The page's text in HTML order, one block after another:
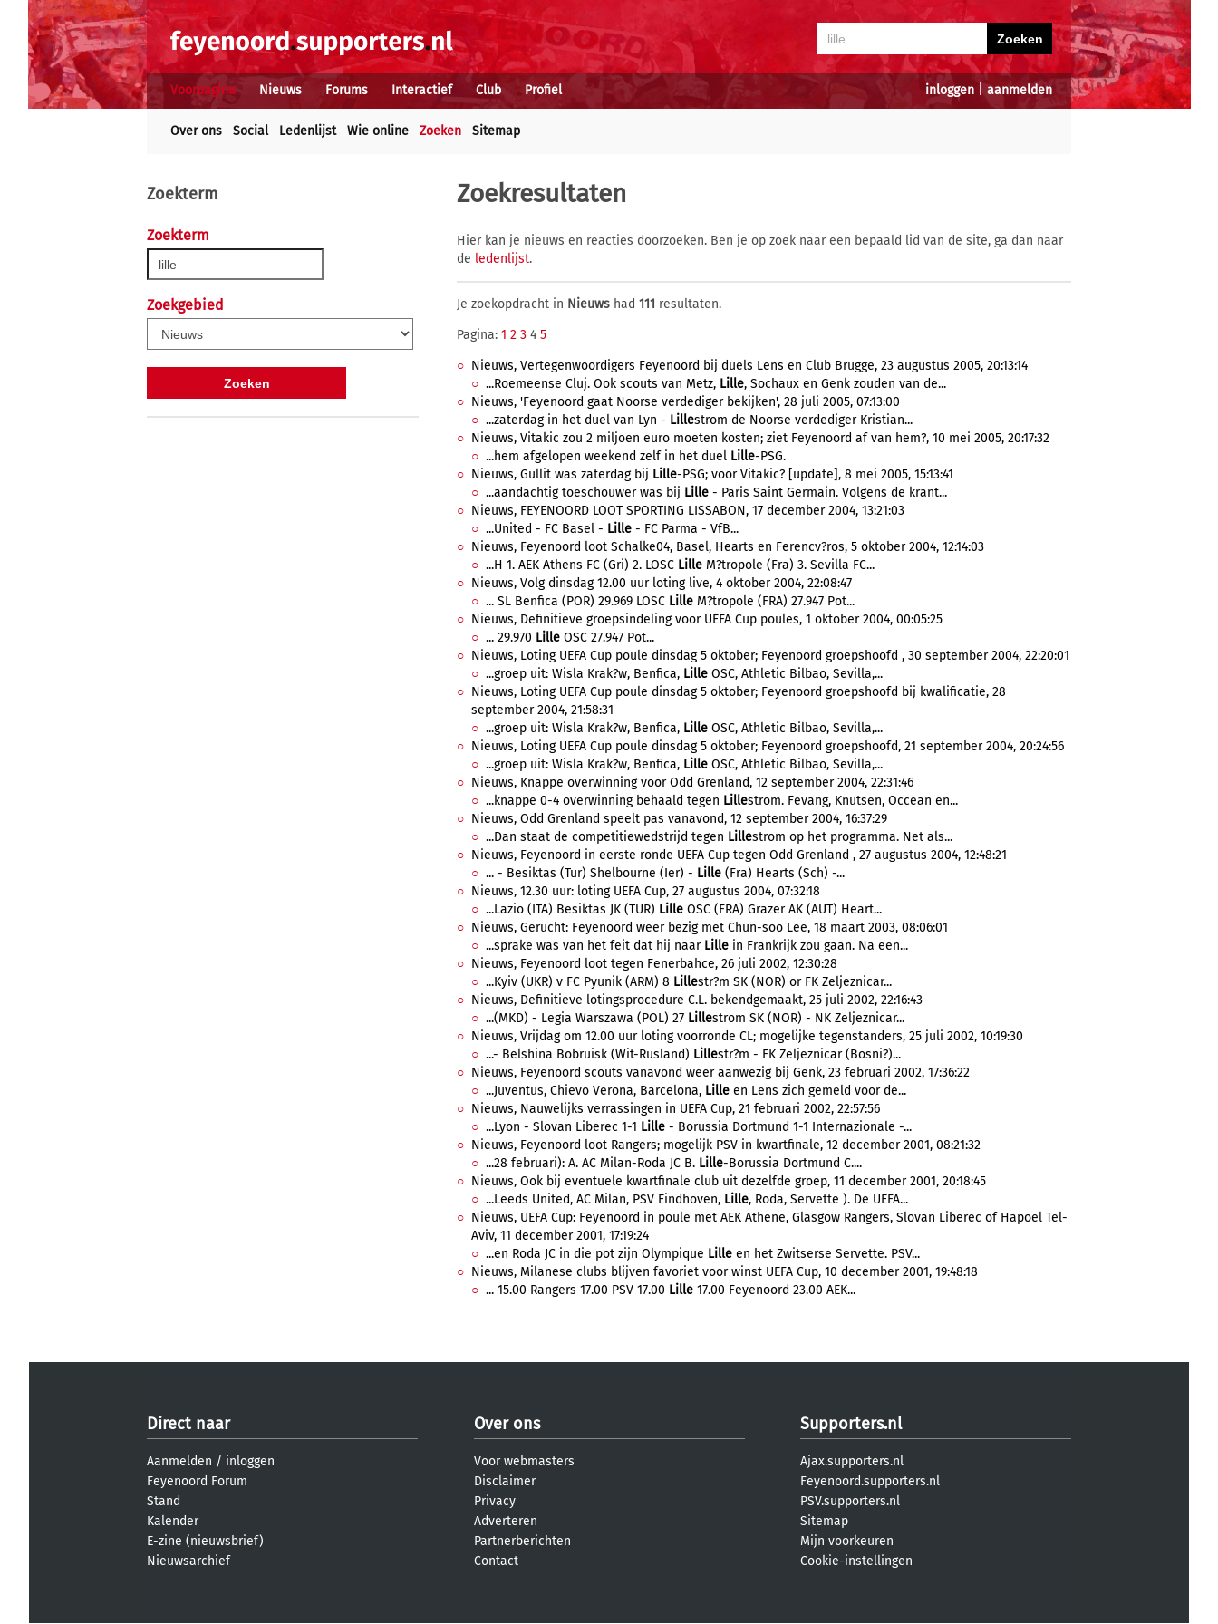
inloggen aanmelden
Voorpagina Nieuws Forums Interactief Club Profiel
Over ons Social Ledenlijst Wie online Zoeken Sitemap
Zoekterm
Zoekterm
Zoekgebied
Zoekresultaten
Hier kan je nieuws en reacties doorzoeken. Ben je op zoek naar een bepaald lid van de site, ga dan naar
de ledenlijst.
Je zoekopdracht in Nieuws had 111 resultaten.
Pagina: 1 2 3 4 5
Nieuws, Vertegenwoordigers Feyenoord bij duels Lens en Club Brugge, 23 augustus 2005, 20:13:14
...Roemeense Cluj. Ook scouts van Metz, Lille, Sochaux en Genk zouden van de...
Nieuws, 'Feyenoord gaat Noorse verdediger bekijken', 28 juli 2005, 07:13:00
...zaterdag in het duel van Lyn - Lillestrom de Noorse verdediger Kristian...
Nieuws, Vitakic zou 2 miljoen euro moeten kosten; ziet Feyenoord af van hem?, 10 mei 2005, 20:17:32
...hem afgelopen weekend zelf in het duel Lille-PSG.
Nieuws, Gullit was zaterdag bij Lille-PSG; voor Vitakic? [update], 8 mei 2005, 15:13:41
...aandachtig toeschouwer was bij Lille - Paris Saint Germain. Volgens de krant...
Nieuws, FEYENOORD LOOT SPORTING LISSABON, 17 december 2004, 13:21:03
...United - FC Basel - Lille - FC Parma - VfB...
Nieuws, Feyenoord loot Schalke04, Basel, Hearts en Ferencv?ros, 5 oktober 2004, 12:14:03
...H 1. AEK Athens FC (Gri) 2. LOSC Lille M?tropole (Fra) 3. Sevilla FC...
Nieuws, Volg dinsdag 12.00 uur loting live, 4 oktober 2004, 22:08:47
... SL Benfica (POR) 29.969 LOSC Lille M?tropole (FRA) 27.947 Pot...
Nieuws, Definitieve groepsindeling voor UEFA Cup poules, 1 oktober 2004, 00:05:25
... 29.970 Lille OSC 27.947 Pot...
Nieuws, Loting UEFA Cup poule dinsdag 5 oktober; Feyenoord groepshoofd , 30 september 2004, 22:20:01
...groep uit: Wisla Krak?w, Benfica, Lille OSC, Athletic Bilbao, Sevilla,...
Nieuws, Loting UEFA Cup poule dinsdag 5 oktober; Feyenoord groepshoofd bij kwalificatie, 28
september 2004, 21:58:31
...groep uit: Wisla Krak?w, Benfica, Lille OSC, Athletic Bilbao, Sevilla,...
Nieuws, Loting UEFA Cup poule dinsdag 5 oktober; Feyenoord groepshoofd, 21 september 2004, 20:24:56
...groep uit: Wisla Krak?w, Benfica, Lille OSC, Athletic Bilbao, Sevilla,...
Nieuws, Knappe overwinning voor Odd Grenland, 12 september 2004, 22:31:46
...knappe 0-4 overwinning behaald tegen Lillestrom. Fevang, Knutsen, Occean en...
Nieuws, Odd Grenland speelt pas vanavond, 12 september 2004, 16:37:29
...Dan staat de competitiewedstrijd tegen Lillestrom op het programma. Net als...
Nieuws, Feyenoord in eerste ronde UEFA Cup tegen Odd Grenland , 27 augustus 2004, 12:48:21
... - Besiktas (Tur) Shelbourne (Ier) - Lille (Fra) Hearts (Sch) -...
Nieuws, 12.30 uur: loting UEFA Cup, 27 augustus 2004, 07:32:18
...Lazio (ITA) Besiktas JK (TUR) Lille OSC (FRA) Grazer AK (AUT) Heart...
Nieuws, Gerucht: Feyenoord weer bezig met Chun-soo Lee, 18 maart 2003, 08:06:01
...sprake was van het feit dat hij naar Lille in Frankrijk zou gaan. Na een...
Nieuws, Feyenoord loot tegen Fenerbahce, 26 juli 2002, 12:30:28
...Kyiv (UKR) v FC Pyunik (ARM) 8 Lillestr?m SK (NOR) or FK Zeljeznicar...
Nieuws, Definitieve lotingsprocedure C.L. bekendgemaakt, 25 juli 2002, 22:16:43
...(MKD) - Legia Warszawa (POL) 27 Lillestrom SK (NOR) - NK Zeljeznicar...
Nieuws, Vrijdag om 12.00 uur loting voorronde CL; mogelijke tegenstanders, 25 juli 2002, 10:19:30
...- Belshina Bobruisk (Wit-Rusland) Lillestr?m - FK Zeljeznicar (Bosni?)...
Nieuws, Feyenoord scouts vanavond weer aanwezig bij Genk, 23 februari 2002, 17:36:22
...Juventus, Chievo Verona, Barcelona, Lille en Lens zich gemeld voor de...
Nieuws, Nauwelijks verrassingen in UEFA Cup, 21 februari 2002, 22:57:56
...Lyon - Slovan Liberec 1-1 Lille - Borussia Dortmund 1-1 Internazionale -...
Nieuws, Feyenoord loot Rangers; mogelijk PSV in kwartfinale, 12 december 2001, 08:21:32
...28 februari): A. AC Milan-Roda JC B. Lille-Borussia Dortmund C....
Nieuws, Ook bij eventuele kwartfinale club uit dezelfde groep, 11 december 2001, 20:18:45
...Leeds United, AC Milan, PSV Eindhoven, Lille, Roda, Servette ). De UEFA...
Nieuws, UEFA Cup: Feyenoord in poule met AEK Athene, Glasgow Rangers, Slovan Liberec of Hapoel Tel-
Aviv, 11 december 2001, 17:19:24
...en Roda JC in die pot zijn Olympique Lille en het Zwitserse Servette. PSV...
Nieuws, Milanese clubs blijven favoriet voor winst UEFA Cup, 10 december 2001, 19:48:18
... 15.00 Rangers 17.00 PSV 17.00 Lille 17.00 Feyenoord 23.00 AEK...
Direct naar
Aanmelden / inloggen
Feyenoord Forum
Stand
Kalender
E-zine (nieuwsbrief)
Nieuwsarchief
Over ons
Voor webmasters
Disclaimer
Privacy
Adverteren
Partnerberichten
Contact
Supporters.nl
Ajax.supporters.nl
Feyenoord.supporters.nl
PSV.supporters.nl
Sitemap
Mijn voorkeuren
Cookie-instellingen